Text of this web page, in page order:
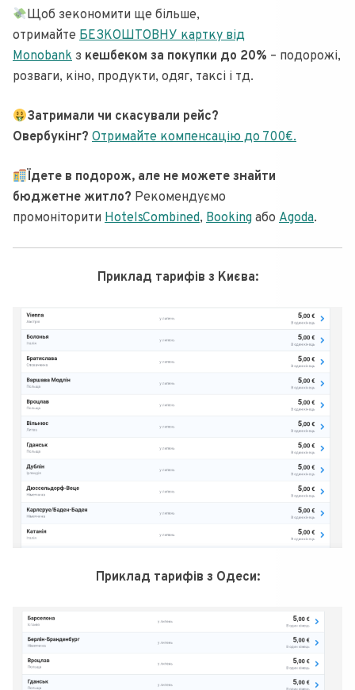
Щоб зекономити ще більше,
отримайте БЕЗКОШТОВНУ картку від
Monobank з кешбеком за покупки до 20% – подорожі,
розваги, кіно, продукти, одяг, таксі і тд.
Затримали чи скасували рейс?
Овербукінг? Отримайте компенсацію до 700€.
Їдете в подорож, але не можете знайти
бюджетне житло? Рекомендуємо
промоніторити HotelsCombined, Booking або Agoda.
Приклад тарифів з Києва:
Приклад тарифів з Одеси: